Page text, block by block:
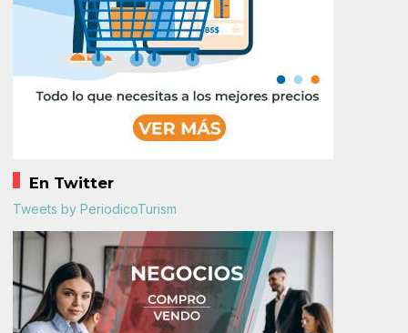
En Twitter
Tweets by PeriodicoTurism